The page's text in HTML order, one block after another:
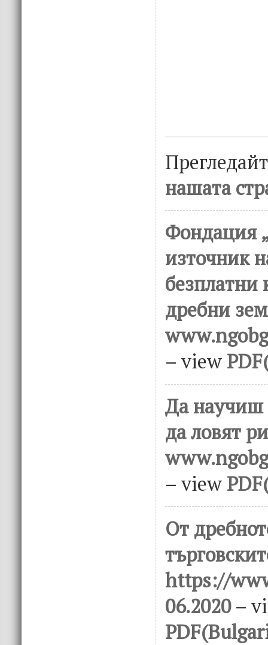
нашата
Фондация
източник
безплатни
дребни
– view
Да научиш
да ловят
– view
От
https://
06.2020–